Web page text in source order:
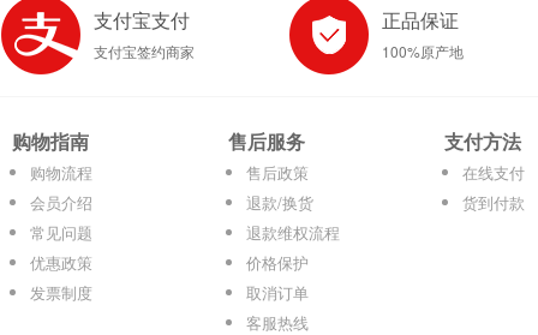
支付宝支付
支付宝签约商家
正品保证
100%原产地
购物指南
购物流程
会员介绍
常见问题
优惠政策
发票制度
售后服务
售后政策
退款/换货
退款维权流程
价格保护
取消订单
客服热线
支付方法
在线支付
货到付款